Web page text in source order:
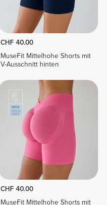
CHF 40.00
MuseFit Mittelhohe Shorts mit
V-Ausschnitt hinten
CHF 40.00
MuseFit Mittelhohe Shorts mit